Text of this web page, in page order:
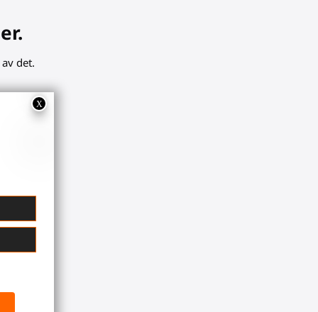
det.